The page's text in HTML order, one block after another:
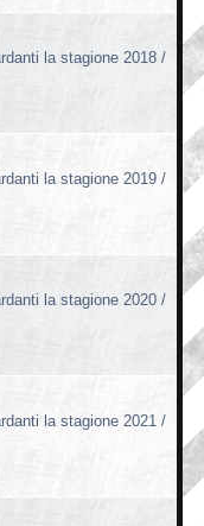
la stagione 2018 /
la stagione 2019 /
la stagione 2020 /
la stagione 2021 /